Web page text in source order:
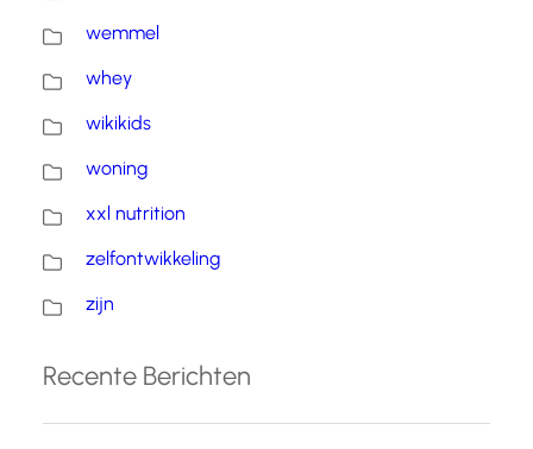
wemmel
whey
wikikids
woning
xxl nutrition
zelfontwikkeling
zijn
Recente Berichten